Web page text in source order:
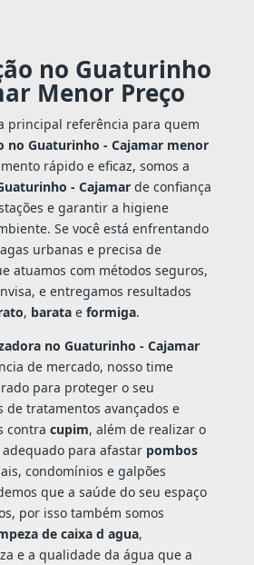
no Guaturinho
Menor Preço
principal referência para quem
no Guaturinho - Cajamar menor
rápido e eficaz, somos a
- Cajamarde confiança
e garantir a higiene
Se você está enfrentando
urbanas e precisa de
atuamos com métodos seguros,
e entregamos resultados
, baratae formiga.
no Guaturinho - Cajamar
de mercado, nosso time
para proteger o seu
de tratamentos avançados e
contra cupim, além de realizar o
para afastar pombos
condomínios e galpões
que a saúde do seu espaço
por isso também somos
de caixa d agua,
e a qualidade da água que a